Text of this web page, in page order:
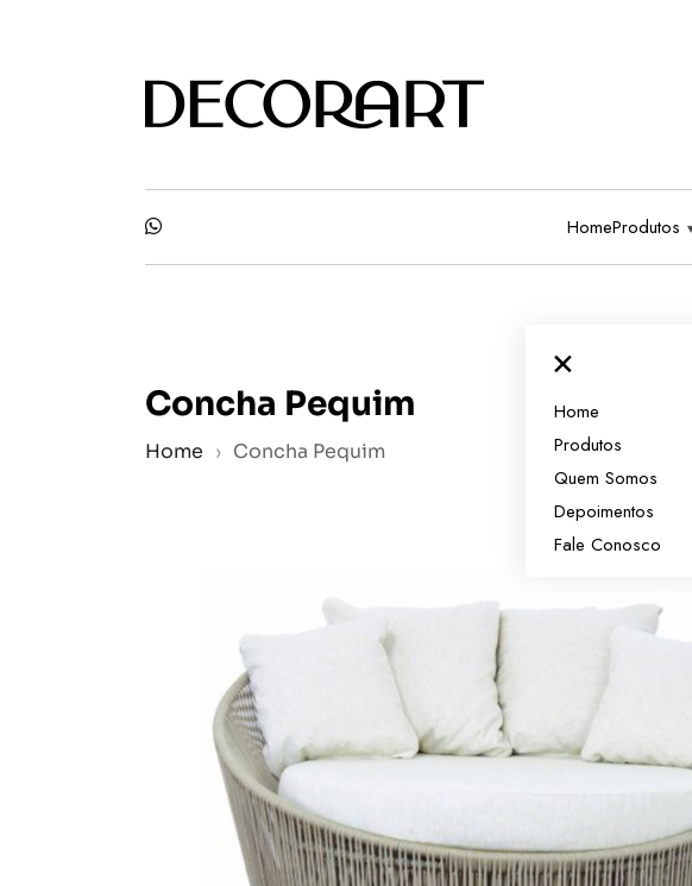
HomeProdutos
×
Home
Produtos
Quem Somos
Depoimentos
Fale Conosco
Concha Pequim
Home › Concha Pequim